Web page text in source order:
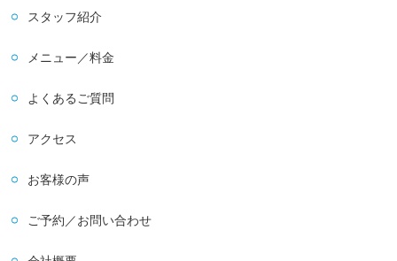
スタッフ紹介
メニュー／料金
よくあるご質問
アクセス
お客様の声
ご予約／お問い合わせ